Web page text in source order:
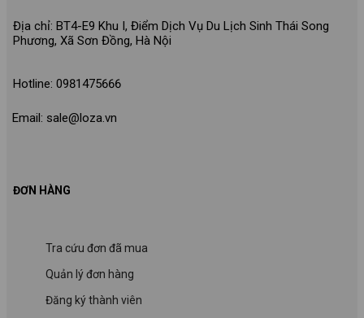
Địa chỉ: BT4-E9 Khu I, Điểm Dịch Vụ Du Lịch Sinh Thái Song
Phương, Xã Sơn Đồng, Hà Nội
Hotline: 0981475666
Email: sale@loza.vn
ĐƠN HÀNG
Tra cứu đơn đã mua
Quản lý đơn hàng
Đăng ký thành viên